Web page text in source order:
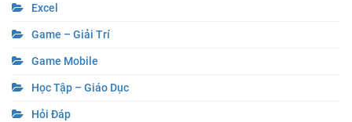
Excel
Game – Giải Trí
Game Mobile
Học Tập – Giáo Dục
Hỏi Đáp